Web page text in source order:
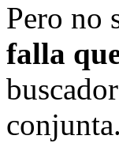
Pero no
falla
conjunta.